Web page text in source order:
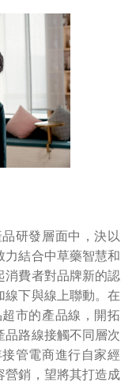
研發層面中，決以
力結合中草藥智慧和
消費者對品牌新的認
線下與線上聯動。在
市的產品線，開拓
路線接觸不同層次
管電商進行自家經
營銷，望將其打造成